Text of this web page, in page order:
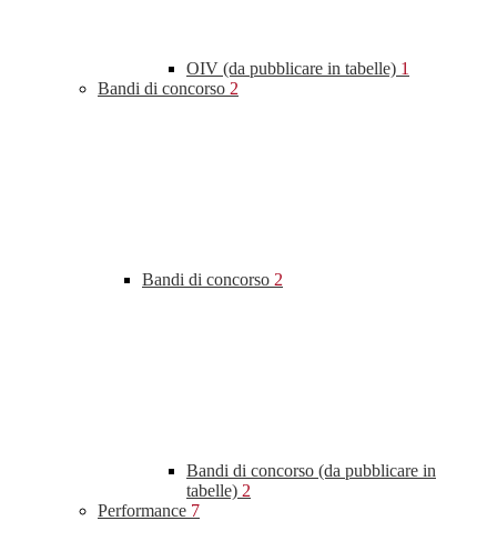
OIV (da pubblicare in tabelle) 1
Bandi di concorso 2
Bandi di concorso 2
Bandi di concorso (da pubblicare in
tabelle) 2
Performance 7